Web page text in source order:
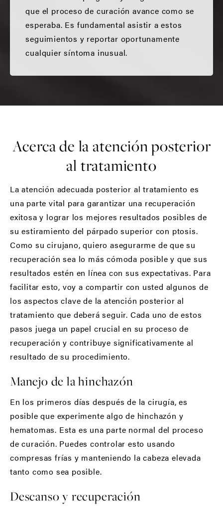
que el proceso de curación avance como se
esperaba. Es fundamental asistir a estos
seguimientos y reportar oportunamente
cualquier síntoma inusual.
Acerca de la atención posterior
al tratamiento
La atención adecuada posterior al tratamiento es
una parte vital para garantizar una recuperación
exitosa y lograr los mejores resultados posibles de
su estiramiento del párpado superior con ptosis.
Como su cirujano, quiero asegurarme de que su
recuperación sea lo más cómoda posible y que sus
resultados estén en línea con sus expectativas. Para
facilitar esto, voy a compartir con usted algunos de
los aspectos clave de la atención posterior al
tratamiento que deberá seguir. Cada uno de estos
pasos juega un papel crucial en su proceso de
recuperación y contribuye significativamente al
resultado de su procedimiento.
Manejo de la hinchazón
En los primeros días después de la cirugía, es
posible que experimente algo de hinchazón y
hematomas. Esta es una parte normal del proceso
de curación. Puedes controlar esto usando
compresas frías y manteniendo la cabeza elevada
tanto como sea posible.
Descanso y recuperación